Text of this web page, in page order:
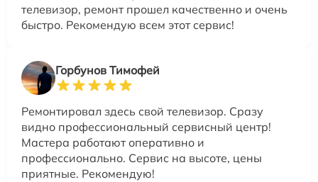
телевизор, ремонт прошел качественно и очень
быстро. Рекомендую всем этот сервис!
Горбунов Тимофей
Ремонтировал здесь свой телевизор. Сразу
видно профессиональный сервисный центр!
Мастера работают оперативно и
профессионально. Сервис на высоте, цены
приятные. Рекомендую!